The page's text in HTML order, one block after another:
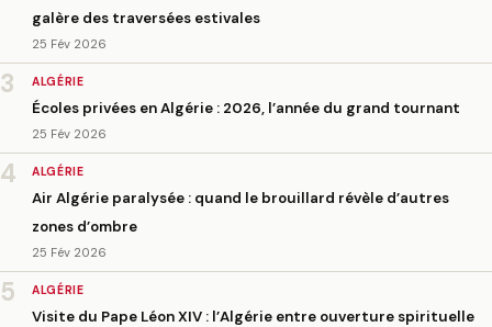
galère des traversées estivales
25 Fév 2026
3 ALGÉRIE
Écoles privées en Algérie : 2026, l’année du grand tournant
25 Fév 2026
4 ALGÉRIE
Air Algérie paralysée : quand le brouillard révèle d’autres
zones d’ombre
25 Fév 2026
5 ALGÉRIE
Visite du Pape Léon XIV : l’Algérie entre ouverture spirituelle